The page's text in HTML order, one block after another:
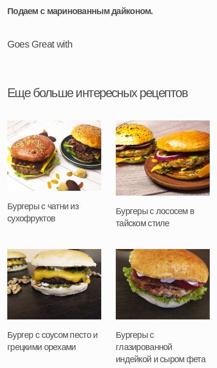
Подаем с маринованным дайконом.
Goes Great with
Еще больше интересных рецептов
Бургеры с чатни из
сухофруктов
Бургеры с лососем в
тайском стиле
Бургер с соусом песто и
грецкими орехами
Бургеры с
глазированной
индейкой и сыром фета